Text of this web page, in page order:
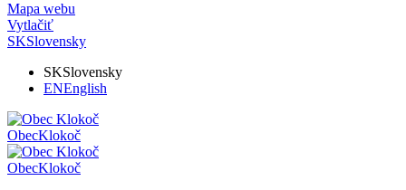
Mapa webu
Vytlačiť
SKSlovensky
SKSlovensky
ENEnglish
ObecKlokoč
ObecKlokoč